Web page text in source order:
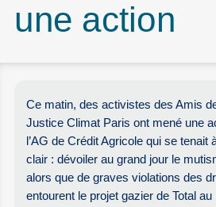
une action
Ce matin, des activistes des Amis
Justice Climat Paris ont mené une
l’AG de Crédit Agricole qui se tenait
clair : dévoiler au grand jour le
alors que de graves violations des
entourent le projet gazier de Total